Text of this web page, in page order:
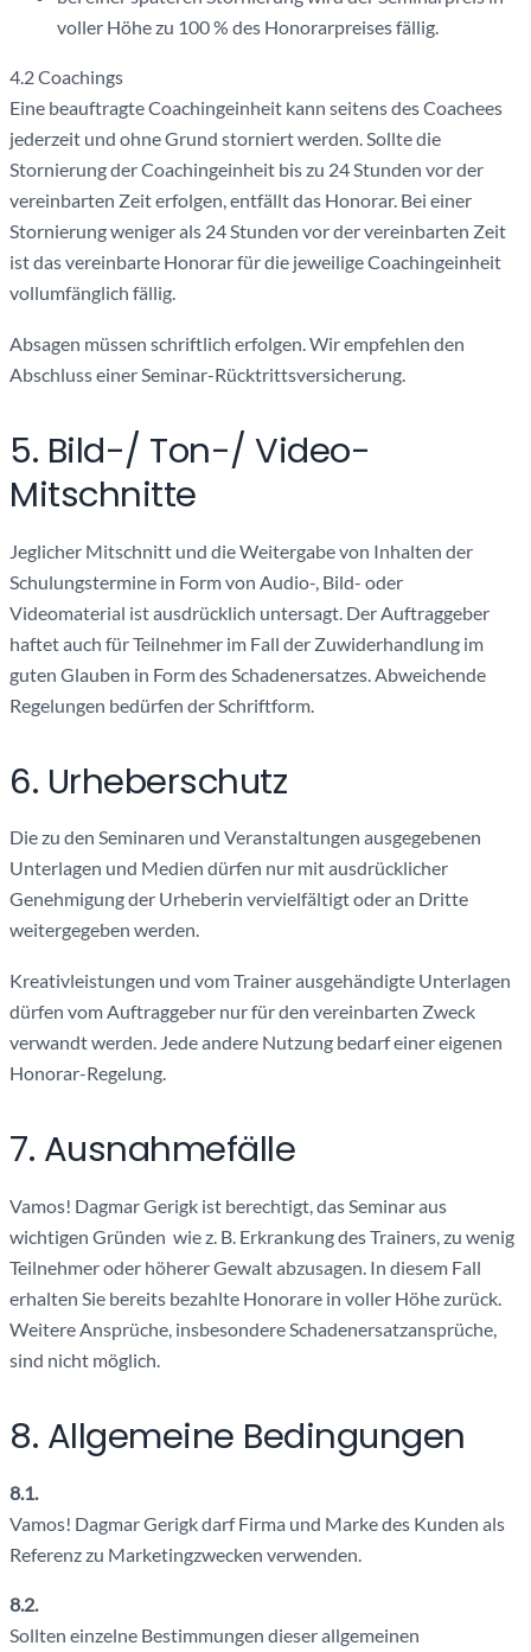
voller Höhe zu 100 % des Honorarpreises fällig.
4.2 Coachings
Eine beauftragte Coachingeinheit kann seitens des Coachees
jederzeit und ohne Grund storniert werden. Sollte die
Stornierung der Coachingeinheit bis zu 24 Stunden vor der
vereinbarten Zeit erfolgen, entfällt das Honorar. Bei einer
Stornierung weniger als 24 Stunden vor der vereinbarten Zeit
ist das vereinbarte Honorar für die jeweilige Coachingeinheit
vollumfänglich fällig.
Absagen müssen schriftlich erfolgen. Wir empfehlen den
Abschluss einer Seminar-Rücktrittsversicherung.
5. Bild-/ Ton-/ Video-
Mitschnitte
Jeglicher Mitschnitt und die Weitergabe von Inhalten der
Schulungstermine in Form von Audio-, Bild- oder
Videomaterial ist ausdrücklich untersagt. Der Auftraggeber
haftet auch für Teilnehmer im Fall der Zuwiderhandlung im
guten Glauben in Form des Schadenersatzes. Abweichende
Regelungen bedürfen der Schriftform.
6. Urheberschutz
Die zu den Seminaren und Veranstaltungen ausgegebenen
Unterlagen und Medien dürfen nur mit ausdrücklicher
Genehmigung der Urheberin vervielfältigt oder an Dritte
weitergegeben werden.
Kreativleistungen und vom Trainer ausgehändigte Unterlagen
dürfen vom Auftraggeber nur für den vereinbarten Zweck
verwandt werden. Jede andere Nutzung bedarf einer eigenen
Honorar-Regelung.
7. Ausnahmefälle
Vamos! Dagmar Gerigk ist berechtigt, das Seminar aus
wichtigen Gründen wie z. B. Erkrankung des Trainers, zu wenig
Teilnehmer oder höherer Gewalt abzusagen. In diesem Fall
erhalten Sie bereits bezahlte Honorare in voller Höhe zurück.
Weitere Ansprüche, insbesondere Schadenersatzansprüche,
sind nicht möglich.
8. Allgemeine Bedingungen
8.1.
Vamos! Dagmar Gerigk darf Firma und Marke des Kunden als
Referenz zu Marketingzwecken verwenden.
8.2.
Sollten einzelne Bestimmungen dieser allgemeinen